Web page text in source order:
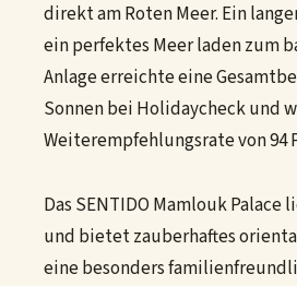
direkt am Roten Meer. Ein
ein perfektes Meer laden zum
Anlage erreichte eine
Sonnen bei Holidaycheck und
Weiterempfehlungsrate von 94
Das SENTIDO Mamlouk Palace
und bietet zauberhaftes
eine besonders